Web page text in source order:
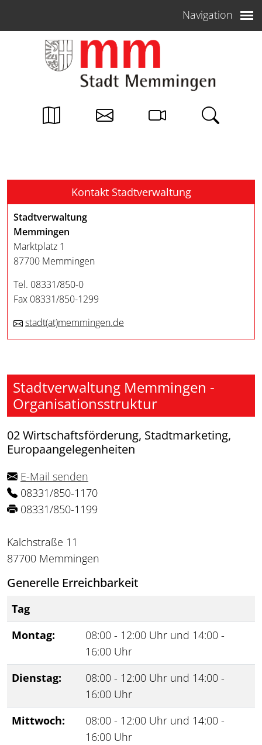
Navigation
Kontakt Stadtverwaltung
Stadtverwaltung
Memmingen
Marktplatz 1
87700 Memmingen
Tel. 08331/850-0
Fax 08331/850-1299
stadt(at)memmingen.de
Stadtverwaltung Memmingen -
Organisationsstruktur
02 Wirtschaftsförderung, Stadtmarketing,
Europaangelegenheiten
E-Mail senden
08331/850-1170
08331/850-1199
Kalchstraße 11
87700 Memmingen
Generelle Erreichbarkeit
Tag
Montag:
08:00 - 12:00 Uhr und 14:00 -
16:00 Uhr
Dienstag:
08:00 - 12:00 Uhr und 14:00 -
16:00 Uhr
Mittwoch:
08:00 - 12:00 Uhr und 14:00 -
16:00 Uhr